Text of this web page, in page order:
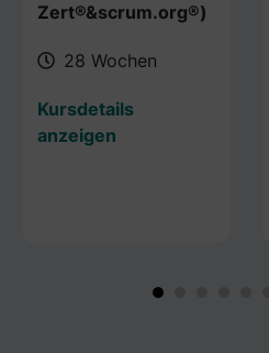
Zert®&scrum.org®)
28 Wochen
Kursdetails
anzeigen